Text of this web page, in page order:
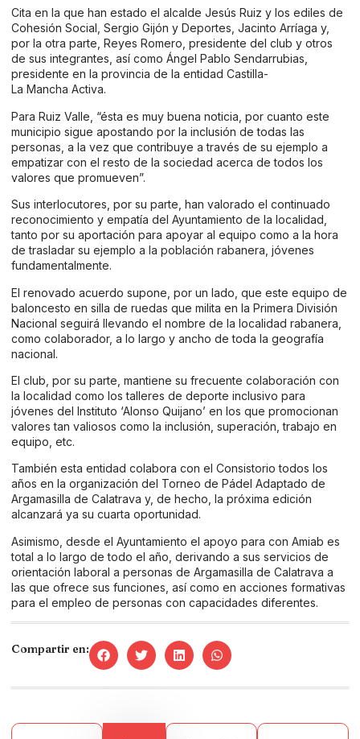
Cita en la que han estado el alcalde Jesús Ruiz y los ediles de
Cohesión Social, Sergio Gijón y Deportes, Jacinto Arríaga y,
por la otra parte, Reyes Romero, presidente del club y otros
de sus integrantes, así como Ángel Pablo Sendarrubias,
presidente en la provincia de la entidad Castilla-
La Mancha Activa.
Para Ruiz Valle, “ésta es muy buena noticia, por cuanto este
municipio sigue apostando por la inclusión de todas las
personas, a la vez que contribuye a través de su ejemplo a
empatizar con el resto de la sociedad acerca de todos los
valores que promueven”.
Sus interlocutores, por su parte, han valorado el continuado
reconocimiento y empatía del Ayuntamiento de la localidad,
tanto por su aportación para apoyar al equipo como a la hora
de trasladar su ejemplo a la población rabanera, jóvenes
fundamentalmente.
El renovado acuerdo supone, por un lado, que este equipo de
baloncesto en silla de ruedas que milita en la Primera División
Nacional seguirá llevando el nombre de la localidad rabanera,
como colaborador, a lo largo y ancho de toda la geografía
nacional.
El club, por su parte, mantiene su frecuente colaboración con
la localidad como los talleres de deporte inclusivo para
jóvenes del Instituto ‘Alonso Quijano’ en los que promocionan
valores tan valiosos como la inclusión, superación, trabajo en
equipo, etc.
También esta entidad colabora con el Consistorio todos los
años en la organización del Torneo de Pádel Adaptado de
Argamasilla de Calatrava y, de hecho, la próxima edición
alcanzará ya su cuarta oportunidad.
Asimismo, desde el Ayuntamiento el apoyo para con Amiab es
total a lo largo de todo el año, derivando a sus servicios de
orientación laboral a personas de Argamasilla de Calatrava a
las que ofrece sus funciones, así como en acciones formativas
para el empleo de personas con capacidades diferentes.
Compartir en: